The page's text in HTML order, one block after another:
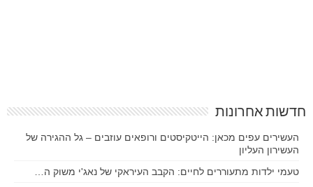
חדשות אחרונות
העשירים עפים מכאן: הייטקיסטים ורופאים עוזבים – גל ההגירה של
העשירון העליון
טעמי ילדות מתעוררים לחיים: הקבב העיראקי של נאג'י משוק ה…